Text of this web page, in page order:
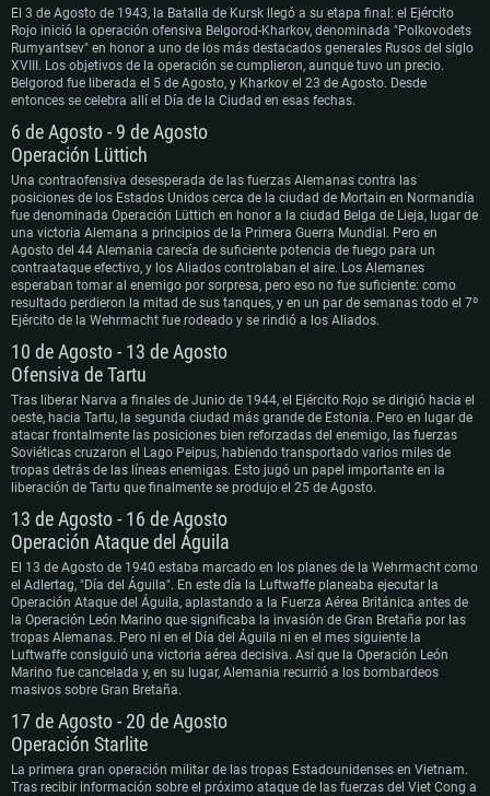
REQUISITOS DE SISTEMA
Para PC
Para MAC
Para Linux
Mínimo
SO: Windows 10 (64 bits)
Procesador: Doble núcleo 2,2 GHz
Memoria: 4 GB
Tarjeta de Video: Tarjeta de vídeo de nivel DirectX 11: AMD Radeon 77XX / NVIDIA
GeForce GTX 660. La resolución mínima admitida para el juego es 720p.
Red: Conexión a Internet de banda ancha
Disco Duro: 23.1 GB (Cliente Mínimo)
Recomendado
SO: Windows 10/11 (64 bits)
Procesador: Intel Core i5 o Ryzen 5 3600 y superior
Memoria: 16 GB y superior
Tarjeta de Video: Tarjeta de vídeo de nivel DirectX 11 o superior y controladores:
Nvidia GeForce 1060 y superior, Radeon RX 570 y superior
Red: Conexión a Internet de banda ancha
Disco Duro: 75.9 GB (Cliente Completo)
Mínimo
SO: Mac OS Big Sur 11.0 o posterior
Procesador: Core i5, mínimo 2,2 GHz (Intel Xeon no es compatible)
Memoria: 6 GB
Tarjeta de Vídeo: Intel Iris Pro 5200 (Mac), o análoga de AMD/Nvidia para Mac. La
resolución mínima admitida para el juego es 720p con soporte Metal.
Red: Conexión a Internet de banda ancha
Disco Duro: 22.1 GB (Cliente Mínimo)
Recomendado
SO: Mac OS Big Sur 11.0 o posterior
Procesador: Core i7 (Intel Xeon no es compatible)
Memoria: 8 GB
Tarjeta de Vídeo: Radeon Vega II o superior compatible con Metal.
Red: Conexión a Internet de banda ancha
Disco Duro: 62.2 GB (Cliente Completo)
Mínimo
SO: La mayoría de las distribuciones Linux modernas de 64 bits
Procesador: Doble núcleo 2.4 GHz
Memoria: 4 GB
Tarjeta de Vídeo: NVIDIA 660 con los últimos controladores propios (no más de 6
meses) / AMD similar con los últimos controladores propios (no más de 6 meses; la
resolución mínima admitida para el juego es 720p) con soporte Vulkan.
Red: Conexión a Internet de banda ancha
Disco Duro: 22.1 GB (Cliente Mínimo)
Recomendado
SO: Ubuntu 20.04 64 bits
Procesador: Intel Core i7
Memoria: 16 GB
Tarjeta de Vídeo: NVIDIA 1060 con los últimos controladores propietarios (no más
de 6 meses) / AMD similar (Radeon RX 570) con los últimos controladores
propietarios (no más de 6 meses) con soporte Vulkan.
Red: Conexión a Internet de banda ancha
Disco Duro: 62.2 GB (Cliente Completo)
El 3 de Agosto de 1943, la Batalla de Kursk llegó a su etapa final: el Ejército
Rojo inició la operación ofensiva Belgorod-Kharkov, denominada "Polkovodets
Rumyantsev" en honor a uno de los más destacados generales Rusos del siglo
XVIII. Los objetivos de la operación se cumplieron, aunque tuvo un precio.
Belgorod fue liberada el 5 de Agosto, y Kharkov el 23 de Agosto. Desde
entonces se celebra allí el Día de la Ciudad en esas fechas.
6 de Agosto - 9 de Agosto
Operación Lüttich
Una contraofensiva desesperada de las fuerzas Alemanas contra las
posiciones de los Estados Unidos cerca de la ciudad de Mortain en Normandía
fue denominada Operación Lüttich en honor a la ciudad Belga de Lieja, lugar de
una victoria Alemana a principios de la Primera Guerra Mundial. Pero en
Agosto del 44 Alemania carecía de suficiente potencia de fuego para un
contraataque efectivo, y los Aliados controlaban el aire. Los Alemanes
esperaban tomar al enemigo por sorpresa, pero eso no fue suficiente: como
resultado perdieron la mitad de sus tanques, y en un par de semanas todo el 7º
Ejército de la Wehrmacht fue rodeado y se rindió a los Aliados.
10 de Agosto - 13 de Agosto
Ofensiva de Tartu
Tras liberar Narva a finales de Junio de 1944, el Ejército Rojo se dirigió hacia el
oeste, hacia Tartu, la segunda ciudad más grande de Estonia. Pero en lugar de
atacar frontalmente las posiciones bien reforzadas del enemigo, las fuerzas
Soviéticas cruzaron el Lago Peipus, habiendo transportado varios miles de
tropas detrás de las líneas enemigas. Esto jugó un papel importante en la
liberación de Tartu que finalmente se produjo el 25 de Agosto.
13 de Agosto - 16 de Agosto
Operación Ataque del Águila
El 13 de Agosto de 1940 estaba marcado en los planes de la Wehrmacht como
el Adlertag, "Día del Águila". En este día la Luftwaffe planeaba ejecutar la
Operación Ataque del Águila, aplastando a la Fuerza Aérea Británica antes de
la Operación León Marino que significaba la invasión de Gran Bretaña por las
tropas Alemanas. Pero ni en el Día del Águila ni en el mes siguiente la
Luftwaffe consiguió una victoria aérea decisiva. Así que la Operación León
Marino fue cancelada y, en su lugar, Alemania recurrió a los bombardeos
masivos sobre Gran Bretaña.
17 de Agosto - 20 de Agosto
Operación Starlite
La primera gran operación militar de las tropas Estadounidenses en Vietnam.
Tras recibir información sobre el próximo ataque de las fuerzas del Viet Cong a